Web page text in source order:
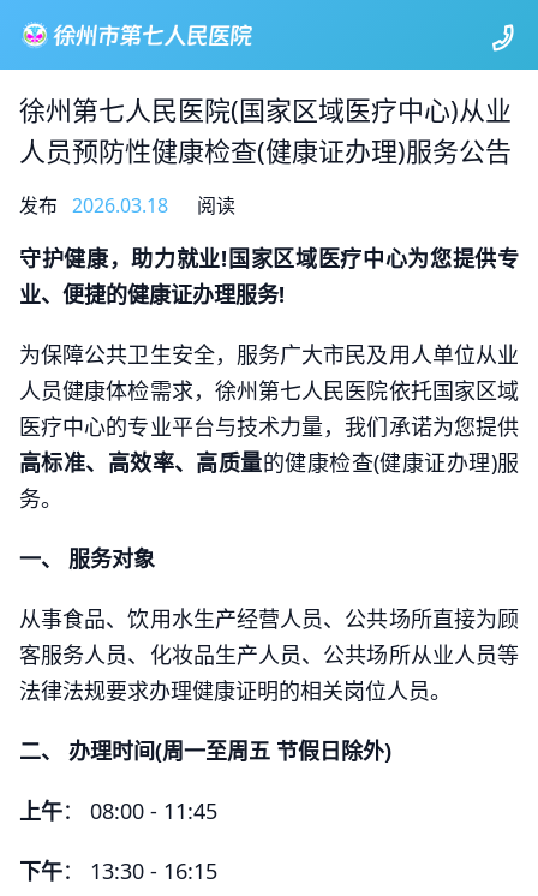
徐州第七人民医院(国家区域医疗中心)从业
人员预防性健康检查(健康证办理)服务公告
发布 2026.03.18 阅读
守护健康，助力就业!国家区域医疗中心为您提供专
业、便捷的健康证办理服务!
为保障公共卫生安全，服务广大市民及用人单位从业
人员健康体检需求，徐州第七人民医院依托国家区域
医疗中心的专业平台与技术力量，我们承诺为您提供
高标准、高效率、高质量的健康检查(健康证办理)服
务。
一、 服务对象
从事食品、饮用水生产经营人员、公共场所直接为顾
客服务人员、化妆品生产人员、公共场所从业人员等
法律法规要求办理健康证明的相关岗位人员。
二、 办理时间(周一至周五 节假日除外)
上午： 08:00 - 11:45
下午： 13:30 - 16:15